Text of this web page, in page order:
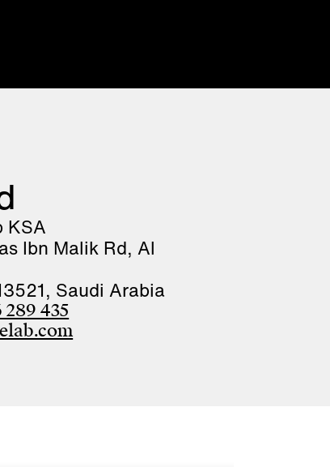
KSA
Ibn Malik Rd, Al
Saudi Arabia
289 435